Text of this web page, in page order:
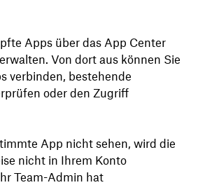
Apps über das App Center
Von dort aus können Sie
verbinden, bestehende
oder den Zugriff
App nicht sehen, wird die
nicht in Ihrem Konto
Team-Admin hat